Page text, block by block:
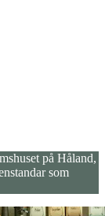
på Håland,
som